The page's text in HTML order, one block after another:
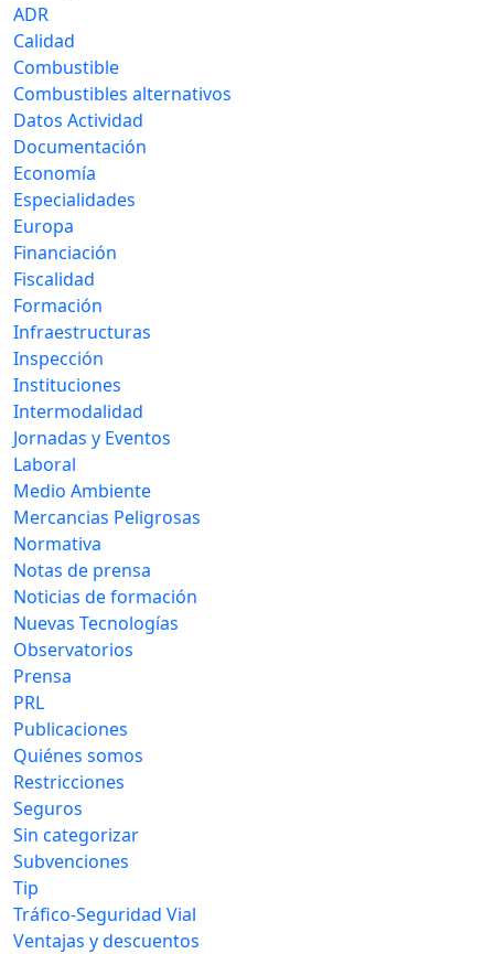
ADR
Calidad
Combustible
Combustibles alternativos
Datos Actividad
Documentación
Economía
Especialidades
Europa
Financiación
Fiscalidad
Formación
Infraestructuras
Inspección
Instituciones
Intermodalidad
Jornadas y Eventos
Laboral
Medio Ambiente
Mercancias Peligrosas
Normativa
Notas de prensa
Noticias de formación
Nuevas Tecnologías
Observatorios
Prensa
PRL
Publicaciones
Quiénes somos
Restricciones
Seguros
Sin categorizar
Subvenciones
Tip
Tráfico-Seguridad Vial
Ventajas y descuentos